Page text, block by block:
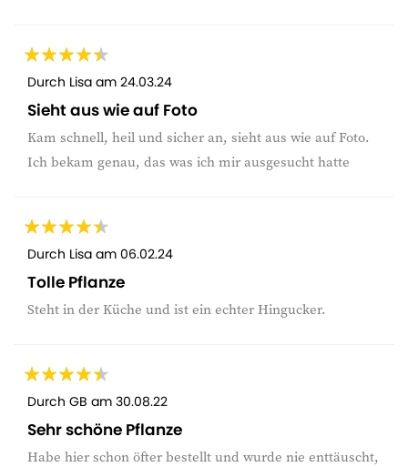
Durch Lisa am 24.03.24
Sieht aus wie auf Foto
Kam schnell, heil und sicher an, sieht aus wie auf Foto.
Ich bekam genau, das was ich mir ausgesucht hatte
Durch Lisa am 06.02.24
Tolle Pflanze
Steht in der Küche und ist ein echter Hingucker.
Durch GB am 30.08.22
Sehr schöne Pflanze
Habe hier schon öfter bestellt und wurde nie enttäuscht,